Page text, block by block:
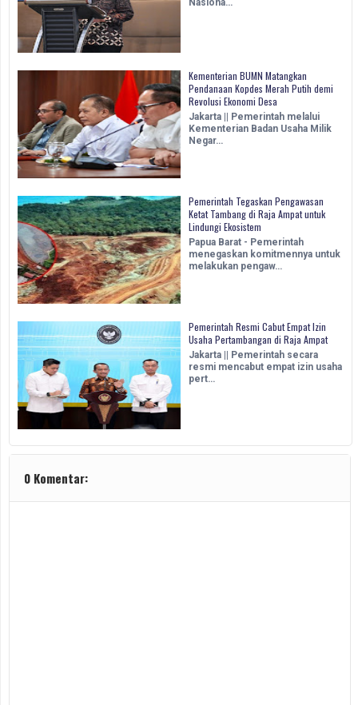
Nasiona…
Kementerian BUMN Matangkan
Pendanaan Kopdes Merah Putih demi
Revolusi Ekonomi Desa
Jakarta || Pemerintah melalui
Kementerian Badan Usaha Milik
Negar…
Pemerintah Tegaskan Pengawasan
Ketat Tambang di Raja Ampat untuk
Lindungi Ekosistem
Papua Barat - Pemerintah
menegaskan komitmennya untuk
melakukan pengaw…
Pemerintah Resmi Cabut Empat Izin
Usaha Pertambangan di Raja Ampat
Jakarta || Pemerintah secara
resmi mencabut empat izin usaha
pert…
0 Komentar: